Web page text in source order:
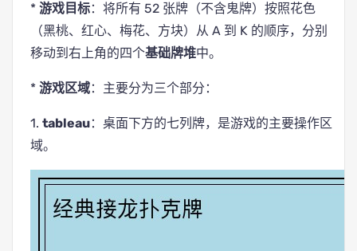
* 游戏目标：将所有 52 张牌（不含鬼牌）按照花色
（黑桃、红心、梅花、方块）从 A 到 K 的顺序，分别
移动到右上角的四个基础牌堆中。
* 游戏区域：主要分为三个部分：
1. tableau：桌面下方的七列牌，是游戏的主要操作区
域。